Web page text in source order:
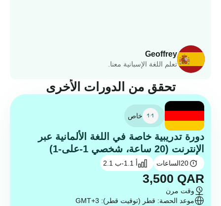
Geoffrey
تعلم اللغة الإسبانية معنا.
تحقق من الدورات الأخرى
خاص
دورة تدريبية خاصة في اللغة الألمانية عبر
الإنترنت (20 ساعة، شخصي 1-على-1)
20الساعات أ 1.1-ب 2.1
3,500 QAR
وقت مرن
موعد الحصة: قطر (توقيت قطر): GMT+3